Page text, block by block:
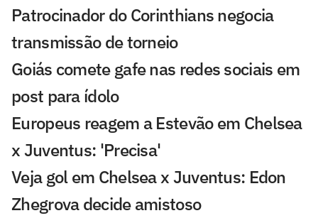
Patrocinador do Corinthians negocia
transmissão de torneio
Goiás comete gafe nas redes sociais em
post para ídolo
Europeus reagem a Estevão em Chelsea
x Juventus: 'Precisa'
Veja gol em Chelsea x Juventus: Edon
Zhegrova decide amistoso